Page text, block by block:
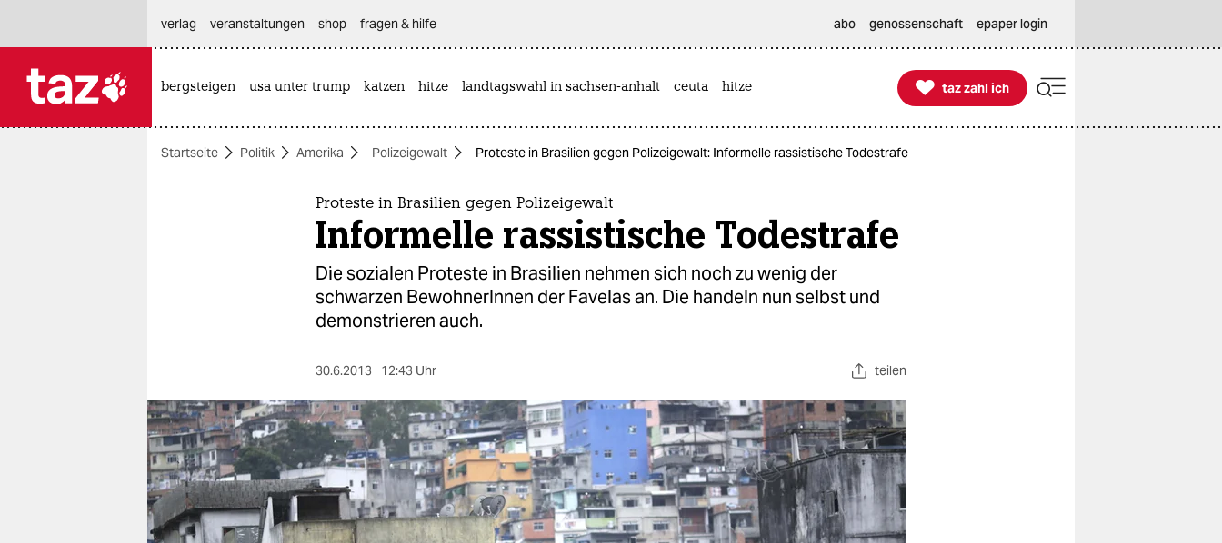
themen
berlin
nord
wahrheit
verlag
verlag
veranstaltungen shop fragen & hilfe abo genossenschaft epaper login
bergsteigen usa unter trump katzen hitze landtagswahl in sachsen-anhalt ceuta hitze 
taz zahl ich
taz zahl ich
Startseite Politik Amerika Polizeigewalt Proteste in Brasilien gegen Polizeigewalt: Informelle rassistische Todestrafe
Proteste in Brasilien gegen Polizeigewalt
Informelle rassistische Todestrafe
Die sozialen Proteste in Brasilien nehmen sich noch zu wenig der
schwarzen BewohnerInnen der Favelas an. Die handeln nun selbst und
demonstrieren auch.
30.6.2013 12:43 Uhr teilen